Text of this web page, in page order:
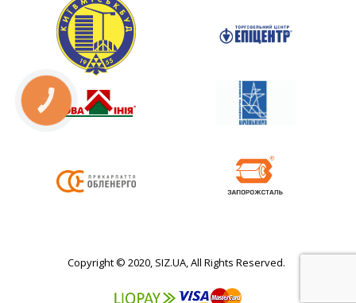
Copyright © 2020, SIZ.UA, All Rights Reserved.
КНОПКА
СВЯЗИ